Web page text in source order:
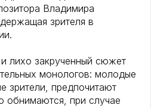
Владимира
зрителя в
лихо закрученный сюжет
монологов: молодые
зрители, предпочитают
при случае